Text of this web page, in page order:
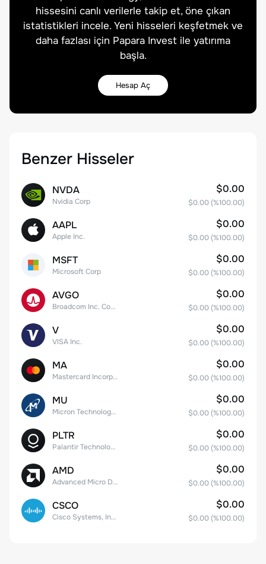
hissesini canlı verilerle takip et, öne çıkan
istatistikleri incele. Yeni hisseleri keşfetmek ve
daha fazlası için Papara Invest ile yatırıma
başla.
Hesap Aç
Benzer Hisseler
NVDA
Nvidia Corp
$0.00
$0.00 (%100.00)
AAPL
Apple Inc.
$0.00
$0.00 (%100.00)
MSFT
Microsoft Corp
$0.00
$0.00 (%100.00)
AVGO
Broadcom Inc. Common Stock
$0.00
$0.00 (%100.00)
V
VISA Inc.
$0.00
$0.00 (%100.00)
MA
Mastercard Incorporated
$0.00
$0.00 (%100.00)
MU
Micron Technology, Inc.
$0.00
$0.00 (%100.00)
PLTR
Palantir Technologies Inc. Class A Common Stock
$0.00
$0.00 (%100.00)
AMD
Advanced Micro Devices
$0.00
$0.00 (%100.00)
CSCO
Cisco Systems, Inc. Common Stock (DE)
$0.00
$0.00 (%100.00)